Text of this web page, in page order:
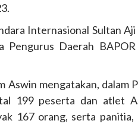
Internasional Sultan Aji
Daerah
mengatakan, dalam
199 peserta dan atlet
167 orang, serta